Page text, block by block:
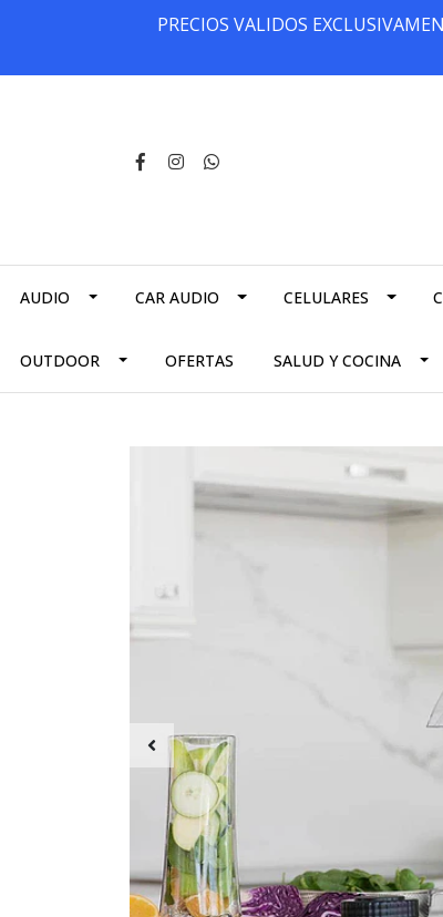
PRECIOS VALIDOS
AUDIO CAR AUDIO CELULARES
OUTDOOR OFERTAS SALUD Y COCINA